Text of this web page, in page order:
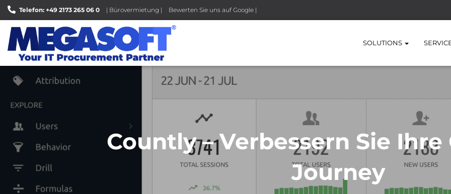
Telefon: +49 2173 265 06 0 | Bürovermietung | Bewerten Sie uns auf Google |
SOLUTIONS
Countly – Verbessern Sie
Journey